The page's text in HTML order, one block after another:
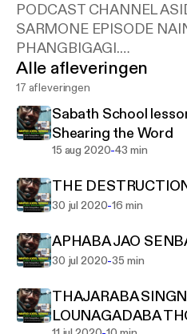
PODCAST CHANNEL
SARMONE EPISODE
PHANGBIGAGI.
Support this podcast:
th.in/support
Alle afleveringen
17 afleveringen
Sabath School
Shearing the Word
15 aug 2020-43 min
THE
30 jul 2020-16 min
APHABA JAO
30 jul 2020-35 min
THAJARABA
LOUNAGADABA